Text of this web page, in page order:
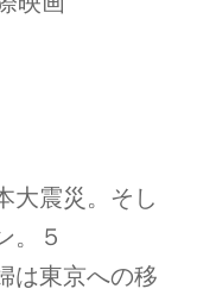
大震災。そし
。５
は東京への移